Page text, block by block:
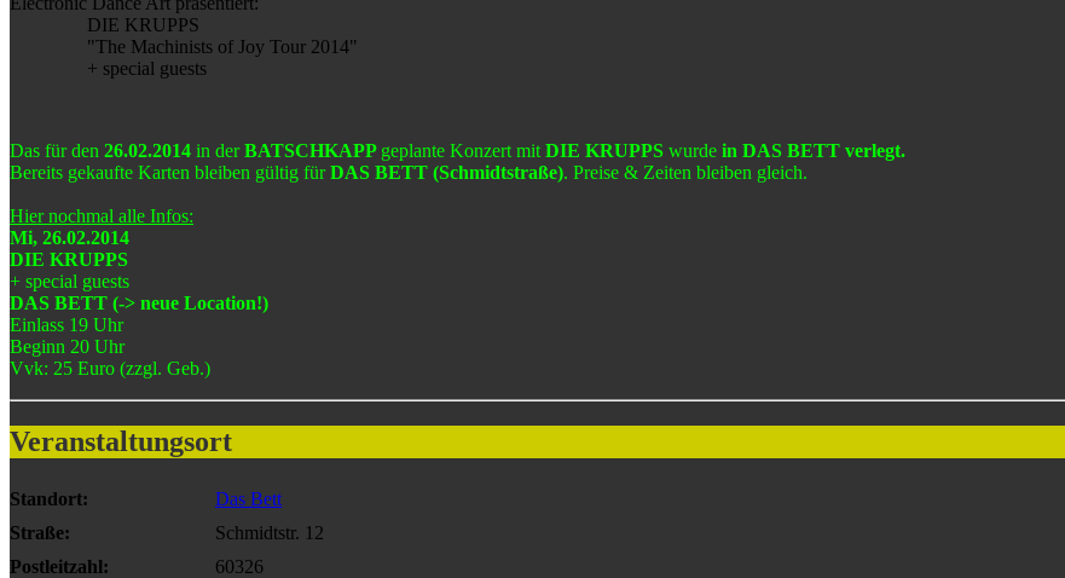
DIE KRUPPS
"The Machinists of Joy Tour 2014"
+ special guests
Das für den 26.02.2014 in derBATSCHKAPP geplante Konzert mit DIE KRUPPS wurde in DAS BETT verlegt.
Bereits gekaufte Karten bleiben gültig fürDAS BETT (Schmidtstraße). Preise & Zeiten bleiben gleich.
Hier nochmal alle Infos:
Mi, 26.02.2014
DIE KRUPPS
+ special guests
DAS BETT (-> neue Location!)
Einlass 19 Uhr
Beginn 20 Uhr
Vvk: 25 Euro (zzgl. Geb.)
Veranstaltungsort
Standort:
Das Bett
Straße:
Schmidtstr. 12
Postleitzahl:
60326